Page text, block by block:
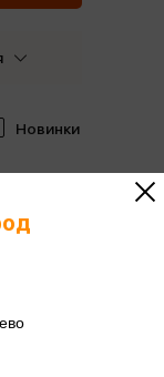
Новинки